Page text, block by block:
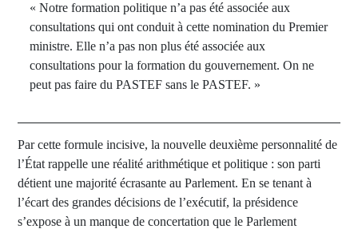
« Notre formation politique n’a pas été associée aux
consultations qui ont conduit à cette nomination du Premier
ministre. Elle n’a pas non plus été associée aux
consultations pour la formation du gouvernement. On ne
peut pas faire du PASTEF sans le PASTEF. »
Par cette formule incisive, la nouvelle deuxième personnalité de
l’État rappelle une réalité arithmétique et politique : son parti
détient une majorité écrasante au Parlement. En se tenant à
l’écart des grandes décisions de l’exécutif, la présidence
s’expose à un manque de concertation que le Parlement